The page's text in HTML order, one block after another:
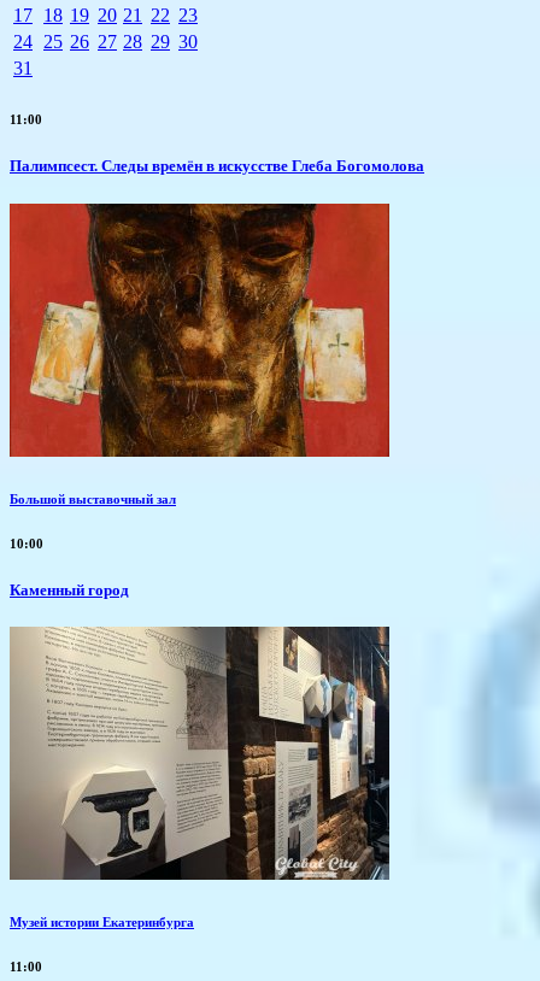
17 18 19 20 21 22 23
24 25 26 27 28 29 30
31
11:00
Палимпсест. Следы времён в искусстве Глеба Богомолова
Большой выставочный зал
10:00
Каменный город
Музей истории Екатеринбурга
11:00